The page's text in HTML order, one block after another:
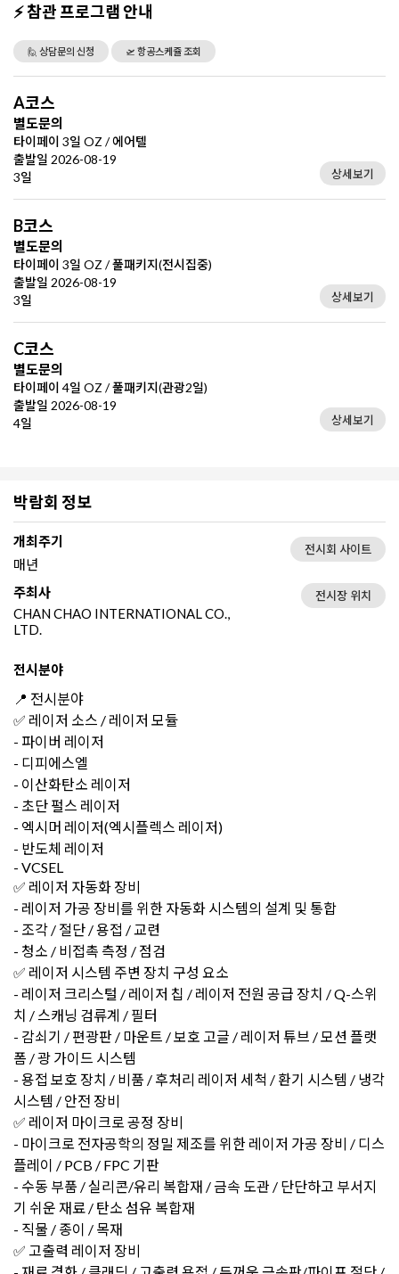
⚡ 참관 프로그램 안내
🙋 상담문의 신청 🛫 항공스케쥴 조회
A코스
별도문의
타이페이 3일 OZ / 에어텔
출발일 2026-08-19
3일
상세보기
B코스
별도문의
타이페이 3일 OZ / 풀패키지(전시집중)
출발일 2026-08-19
3일
상세보기
C코스
별도문의
타이페이 4일 OZ / 풀패키지(관광2일)
출발일 2026-08-19
4일
상세보기
박람회 정보
개최주기
매년
전시회 사이트
주최사
CHAN CHAO INTERNATIONAL CO.,
LTD.
전시장 위치
전시분야
📍 전시분야
✅ 레이저 소스 / 레이저 모듈
- 파이버 레이저
- 디피에스엘
- 이산화탄소 레이저
- 초단 펄스 레이저
- 엑시머 레이저(엑시플렉스 레이저)
- 반도체 레이저
- VCSEL
✅ 레이저 자동화 장비
- 레이저 가공 장비를 위한 자동화 시스템의 설계 및 통합
- 조각 / 절단 / 용접 / 교련
- 청소 / 비접촉 측정 / 점검
✅ 레이저 시스템 주변 장치 구성 요소
- 레이저 크리스털 / 레이저 칩 / 레이저 전원 공급 장치 / Q-스위
치 / 스캐닝 검류계 / 필터
- 감쇠기 / 편광판 / 마운트 / 보호 고글 / 레이저 튜브 / 모션 플랫
폼 / 광 가이드 시스템
- 용접 보호 장치 / 비품 / 후처리 레이저 세척 / 환기 시스템 / 냉각
시스템 / 안전 장비
✅ 레이저 마이크로 공정 장비
- 마이크로 전자공학의 정밀 제조를 위한 레이저 가공 장비 / 디스
플레이 / PCB / FPC 기판
- 수동 부품 / 실리콘/유리 복합재 / 금속 도관 / 단단하고 부서지
기 쉬운 재료 / 탄소 섬유 복합재
- 직물 / 종이 / 목재
✅ 고출력 레이저 장비